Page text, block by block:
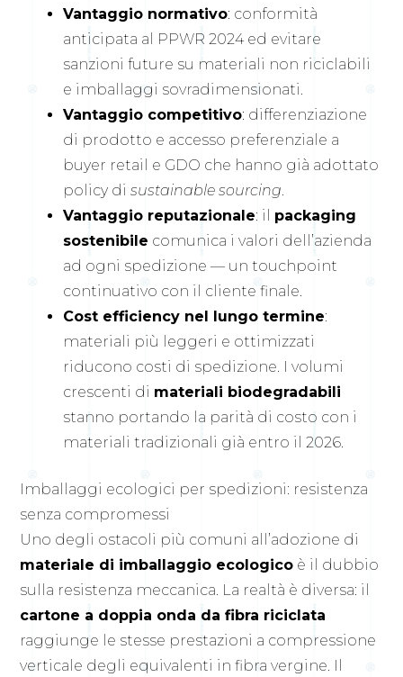
Vantaggio normativo: conformità
anticipata al PPWR 2024 ed evitare
sanzioni future su materiali non riciclabili
e imballaggi sovradimensionati.
Vantaggio competitivo: differenziazione
di prodotto e accesso preferenziale a
buyer retail e GDO che hanno già adottato
policy disustainable sourcing
Vantaggio reputazionale: il packaging
sostenibile comunica i valori dell’azienda
ad ogni spedizione — un touchpoint
continuativo con il cliente finale.
Cost efficiency nel lungo termine:
materiali più leggeri e ottimizzati
riducono costi di spedizione. I volumi
crescenti di materiali biodegradabili
stanno portando la parità di costo con i
materiali tradizionali già entro il 2026.
Imballaggi ecologici per spedizioni: resistenza
senza compromessi
Uno degli ostacoli più comuni all’adozione di
materiale di imballaggio ecologico è il dubbio
sulla resistenza meccanica. La realtà è diversa: il
cartone a doppia onda da fibra riciclata
raggiunge le stesse prestazioni a compressione
verticale degli equivalenti in fibra vergine. Il